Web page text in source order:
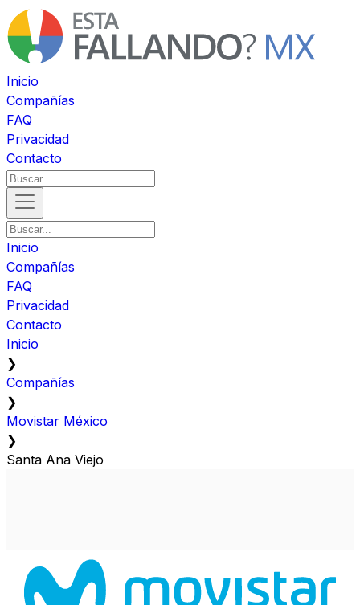
Inicio
Compañías
FAQ
Privacidad
Contacto
Inicio
Compañías
FAQ
Privacidad
Contacto
Inicio
❯
Compañías
❯
Movistar México
❯
Santa Ana Viejo